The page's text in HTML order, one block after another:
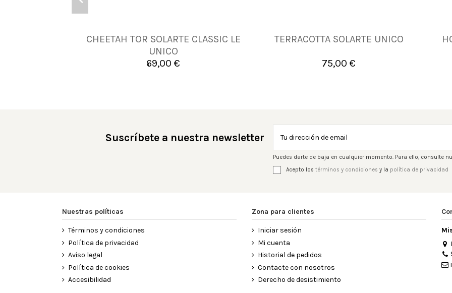
CHEETAH TOR SOLARTE CLASSIC LE
UNICO
69,00 €
UNICA
Añadir al carrito
TERRACOTTA SOLARTE UNICO
75,00 €
UNICA
Añadir al carrito
Suscríbete a nuestra newsletter
Puedes darte de baja en cualquier momento. Para ello, consulte
Acepto los términos y condiciones y la política de privacidad
Nuestras políticas
Términos y condiciones
Política de privacidad
Aviso legal
Política de cookies
Accesibilidad
Zona para clientes
Iniciar sesión
Mi cuenta
Historial de pedidos
Contacte con nosotros
Derecho de desistimiento